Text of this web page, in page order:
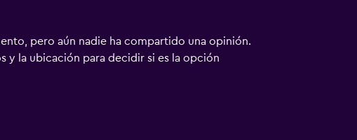
pero aún nadie ha compartido una opinión.
y la ubicación para decidir si es la opción